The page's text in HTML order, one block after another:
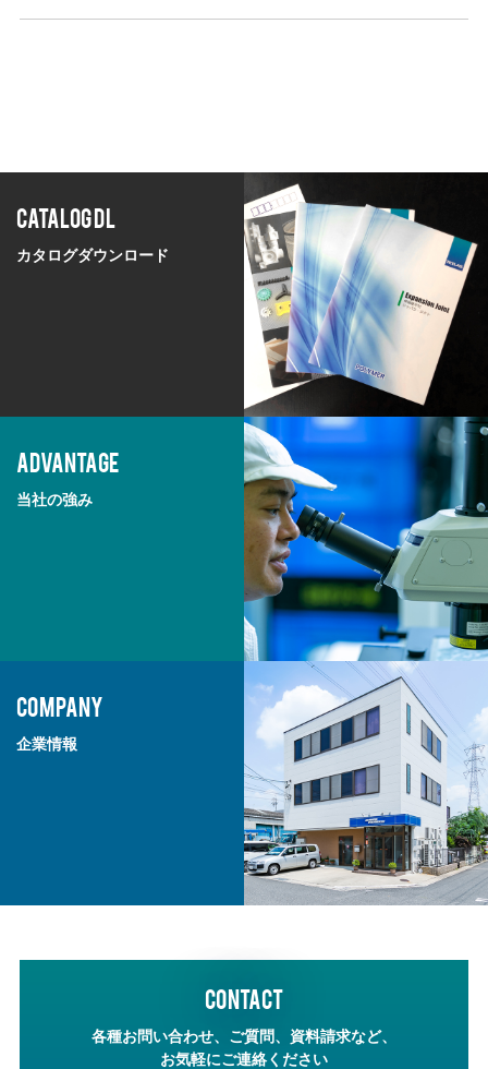
CATALOG DL
カタログダウンロード
ADVANTAGE
当社の強み
COMPANY
企業情報
CONTACT
各種お問い合わせ、ご質問、資料請求など、
お気軽にご連絡ください